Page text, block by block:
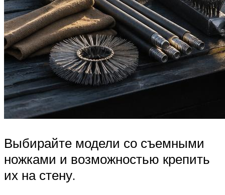
Выбирайте модели со съемными
ножками и возможностью крепить
их на стену.